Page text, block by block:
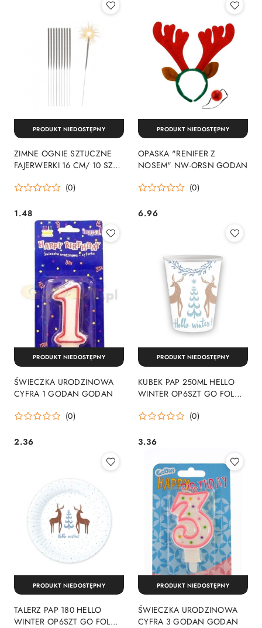
ZIMNE OGNIE SZTUCZNE
FAJERWERKI 16 CM/ 10 SZT.
(0)
Cena:
1.48
PRODUKT NIEDOSTĘPNY
OPASKA "RENIFER Z
NOSEM" NW-ORSN GODAN
(0)
Cena:
6.96
PRODUKT NIEDOSTĘPNY
ŚWIECZKA URODZINOWA
CYFRA 1 GODAN GODAN
(0)
Cena:
2.36
PRODUKT NIEDOSTĘPNY
KUBEK PAP 250ML HELLO
WINTER OP6SZT GO FOL
(0)
Cena:
3.36
PRODUKT NIEDOSTĘPNY
TALERZ PAP 180 HELLO
WINTER OP6SZT GO FOL
PRODUKT NIEDOSTĘPNY
ŚWIECZKA URODZINOWA
CYFRA 3 GODAN GODAN
PRODUKT NIEDOSTĘPNY